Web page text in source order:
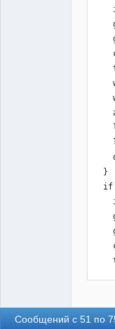
    gr1 = 0;
    gr2 = 0;
    times = millis();
    w = 1;
    w2 = 1;
    audio();
    delay(1500);
    gr1 = 0;
    gr2 = 0;
    times = millis();
    lcd.setCursor(3, 0);
Сообщений с 51 по